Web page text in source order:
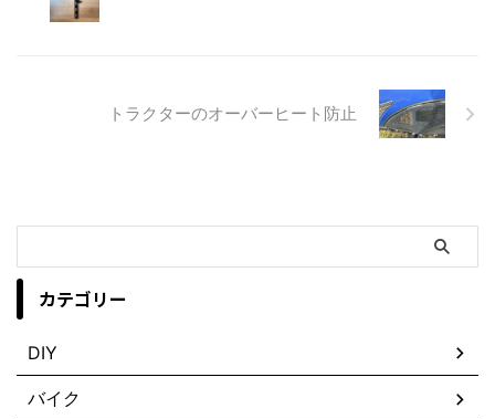
トラクターのオーバーヒート防止
カテゴリー
DIY
バイク